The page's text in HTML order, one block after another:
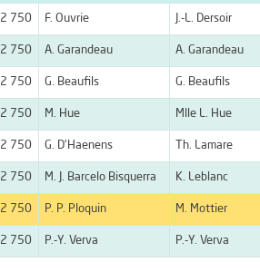
2 750 F. Ouvrie J.-L. Dersoir
2 750 A. Garandeau A. Garandeau
2 750 G. Beaufils G. Beaufils
2 750 M. Hue Mlle L. Hue
2 750 G. D'Haenens Th. Lamare
2 750 M. J. Barcelo Bisquerra K. Leblanc
2 750 P. P. Ploquin M. Mottier
2 750 P.-Y. Verva P.-Y. Verva